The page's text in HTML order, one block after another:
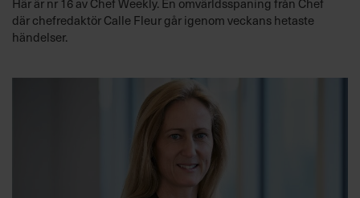
där chefredaktör Calle Fleur går igenom veckans hetaste
händelser.